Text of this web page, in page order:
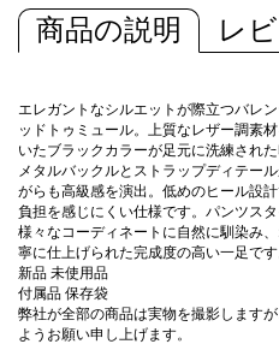
商品の説明 レ
エレガントなシルエットが際立つバレ
ッドトゥミュール。上質なレザー調素
いたブラックカラーが足元に洗練され
メタルバックルとストラップディテー
がらも高級感を演出。低めのヒール設
負担を感じにくい仕様です。パンツス
様々なコーディネートに自然に馴染み
寧に仕上げられた完成度の高い一足です
新品 未使用品
付属品 保存袋
弊社が全部の商品は実物を撮影します
ようお願い申し上げます。